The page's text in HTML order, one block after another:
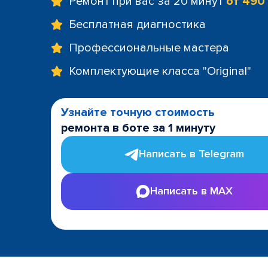
Бесплатная диагностика
Профессиональные мастера
Комплектующие класса "Original"
Узнайте точную стоимость
ремонта в боте за 1 минуту
Написать в Telegram
Написать в MAX